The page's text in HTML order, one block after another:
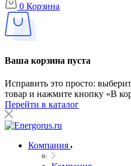
0 Корзина
Ваша корзина пуста
Исправить это просто:
товар и нажмите кнопку «В
Перейти в каталог
Компания